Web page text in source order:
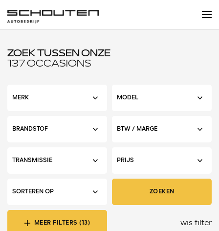
ZOEK TUSSEN ONZE
137 OCCASIONS
ZOEKEN
MEER FILTERS (13) wis filter